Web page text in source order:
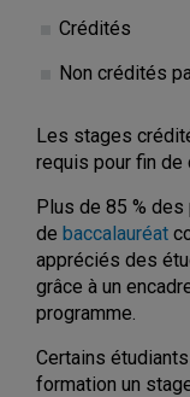
Crédités
Non crédités
Les stages
requis pour fin
Plus de 85 % des
de baccalauréat
appréciés des
grâce à un
programme.
Certains
formation un